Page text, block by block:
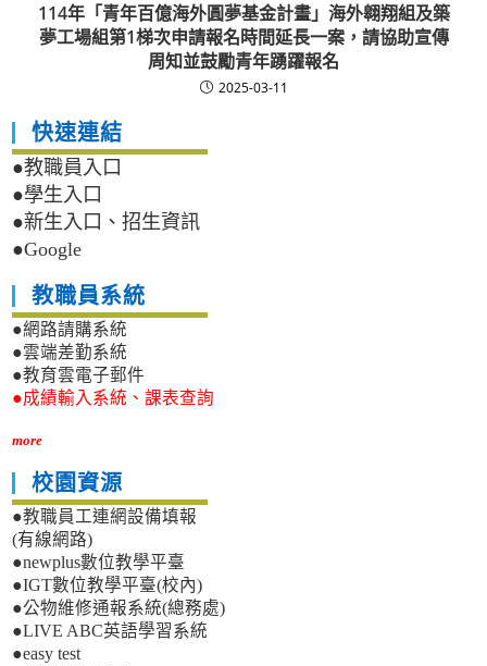
114年「青年百億海外圓夢基金計畫」海外翱翔組及築
夢工場組第1梯次申請報名時間延長一案，請協助宣傳
周知並鼓勵青年踴躍報名
2025-03-11
快速連結
●教職員入口
●學生入口
●新生入口、招生資訊
●Google
教職員系統
●網路請購系統
●雲端差勤系統
●教育雲電子郵件
●成績輸入系統、課表查詢
more
校園資源
●教職員工連網設備填報
(有線網路)
●newplus數位教學平臺
●IGT數位教學平臺(校內)
●公物維修通報系統(總務處)
●LIVE ABC英語學習系統
●easy test